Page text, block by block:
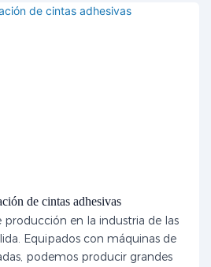
de cintas adhesivas
producción en la industria de las
Equipados con máquinas de
podemos producir grandes